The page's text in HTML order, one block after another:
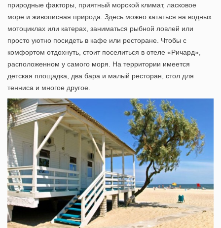
природные факторы, приятный морской климат, ласковое
море и живописная природа. Здесь можно кататься на водных
мотоциклах или катерах, заниматься рыбной ловлей или
просто уютно посидеть в кафе или ресторане. Чтобы с
комфортом отдохнуть, стоит поселиться в отеле «Ричард»,
расположенном у самого моря. На территории имеется
детская площадка, два бара и малый ресторан, стол для
тенниса и многое другое.